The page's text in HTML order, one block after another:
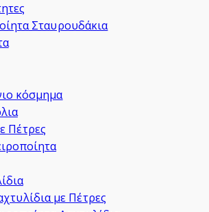
Σταυρουδάκια
κόσμημα
Πέτρες
με Πέτρες